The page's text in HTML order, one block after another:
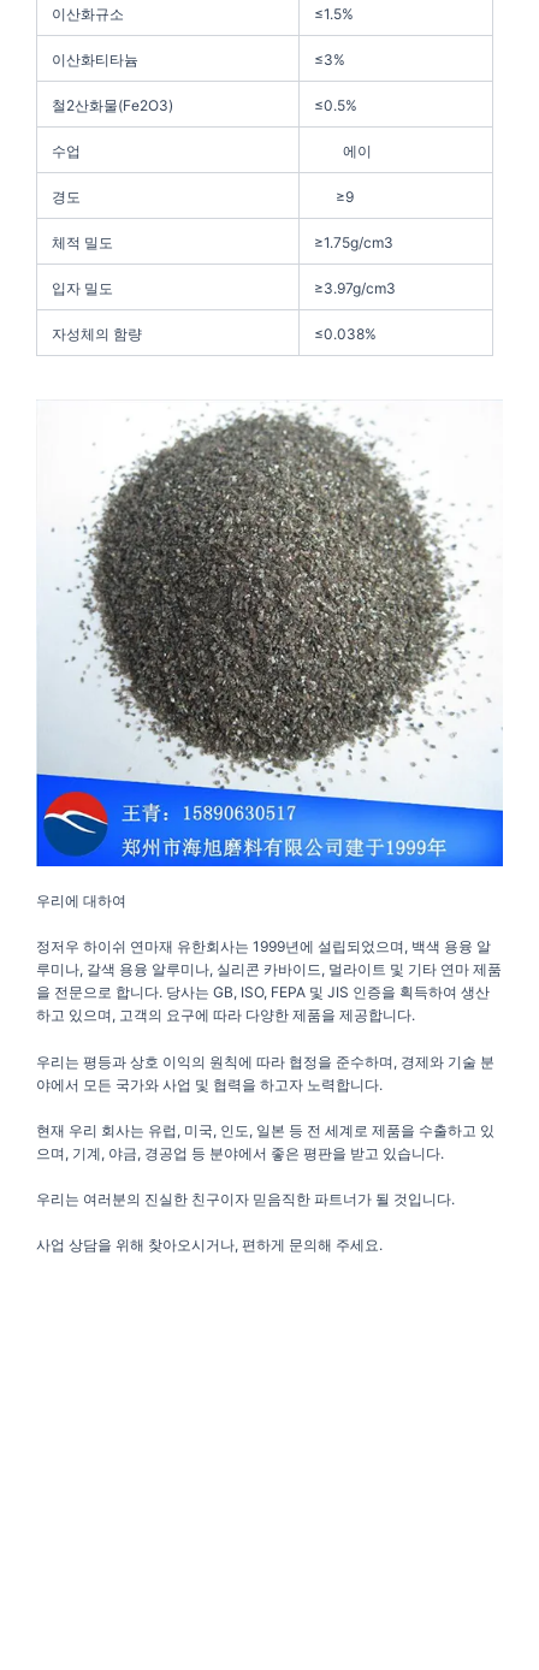
이산화규소 ≤1.5%
이산화티타늄 ≤3%
철2산화물(Fe2O3) ≤0.5%
수업 에이
경도 ≥9
체적 밀도 ≥1.75g/cm3
입자 밀도 ≥3.97g/cm3
자성체의 함량 ≤0.038%
우리에 대하여
정저우 하이쉬 연마재 유한회사는 1999년에 설립되었으며, 백색 용융 알
루미나, 갈색 용융 알루미나, 실리콘 카바이드, 멀라이트 및 기타 연마 제품
을 전문으로 합니다. 당사는 GB, ISO, FEPA 및 JIS 인증을 획득하여 생산
하고 있으며, 고객의 요구에 따라 다양한 제품을 제공합니다.
우리는 평등과 상호 이익의 원칙에 따라 협정을 준수하며, 경제와 기술 분
야에서 모든 국가와 사업 및 협력을 하고자 노력합니다.
현재 우리 회사는 유럽, 미국, 인도, 일본 등 전 세계로 제품을 수출하고 있
으며, 기계, 야금, 경공업 등 분야에서 좋은 평판을 받고 있습니다.
우리는 여러분의 진실한 친구이자 믿음직한 파트너가 될 것입니다.
사업 상담을 위해 찾아오시거나, 편하게 문의해 주세요.